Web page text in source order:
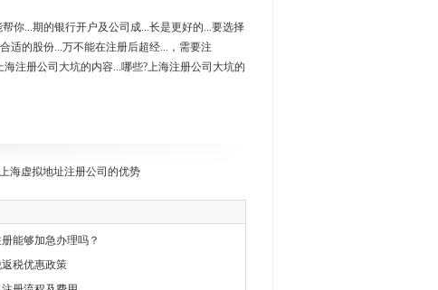
你...期的银行开户及公司成...长是更好的...要选择
适的股份...万不能在注册后超经...，需要注
册公司大坑的内容...哪些?上海注册公司大坑的
海虚拟地址注册公司的优势
能够加急办理吗？
税优惠政策